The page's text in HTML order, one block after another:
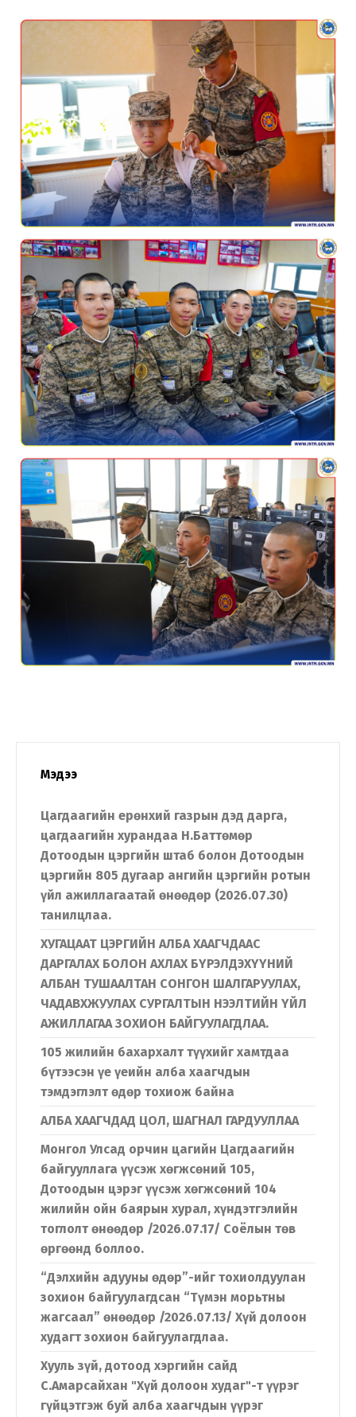
Мэдээ
Цагдаагийн ерөнхий газрын дэд дарга,
цагдаагийн хурандаа Н.Баттөмөр
Дотоодын цэргийн штаб болон Дотоодын
цэргийн 805 дугаар ангийн цэргийн ротын
үйл ажиллагаатай өнөөдөр (2026.07.30)
танилцлаа.
ХУГАЦААТ ЦЭРГИЙН АЛБА ХААГЧДААС
ДАРГАЛАХ БОЛОН АХЛАХ БҮРЭЛДЭХҮҮНИЙ
АЛБАН ТУШААЛТАН СОНГОН ШАЛГАРУУЛАХ,
ЧАДАВХЖУУЛАХ СУРГАЛТЫН НЭЭЛТИЙН ҮЙЛ
АЖИЛЛАГАА ЗОХИОН БАЙГУУЛАГДЛАА.
105 жилийн бахархалт түүхийг хамтдаа
бүтээсэн үе үеийн алба хаагчдын
тэмдэглэлт өдөр тохиож байна
АЛБА ХААГЧДАД ЦОЛ, ШАГНАЛ ГАРДУУЛЛАА
Монгол Улсад орчин цагийн Цагдаагийн
байгууллага үүсэж хөгжсөний 105,
Дотоодын цэрэг үүсэж хөгжсөний 104
жилийн ойн баярын хурал, хүндэтгэлийн
тоглолт өнөөдөр /2026.07.17/ Соёлын төв
өргөөнд боллоо.
“Дэлхийн адууны өдөр”-ийг тохиолдуулан
зохион байгуулагдсан “Түмэн морьтны
жагсаал” өнөөдөр /2026.07.13/ Хүй долоон
худагт зохион байгуулагдлаа.
Хууль зүй, дотоод хэргийн сайд
С.Амарсайхан "Хүй долоон худаг"-т үүрэг
гүйцэтгэж буй алба хаагчдын үүрэг
Хэл солих
Монгол English